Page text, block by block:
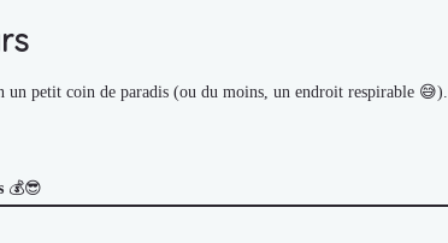
petit coin de paradis (ou du moins, un endroit respirable 😅).
💰😎